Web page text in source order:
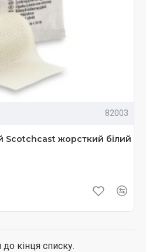
82003
Scotchcast жорсткий білий
кінця списку.